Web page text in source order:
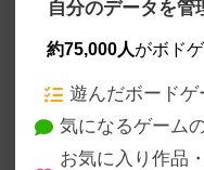
https://
「Drawn to Adventure」
自分のデータを管
約75,000人がボド
遊んだボードゲ
気になるゲーム
お気に入り作品